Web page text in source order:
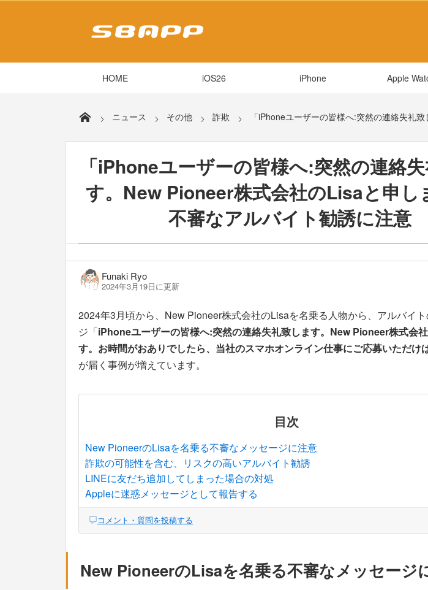
HOME iOS26 iPhone Apple
ニュース その他 詐欺 「iPhoneユーザーの皆様へ:突然の連絡失礼
「iPhoneユーザーの皆様へ:突然の連絡
す。New Pioneer株式会社のLisaと申し
不審なアルバイト勧誘に注意
Funaki Ryo
2024年3月19日に更新
2024年3月頃から、New Pioneer株式会社のLisaを名乗る人物から、アルバイ
ジ「iPhoneユーザーの皆様へ:突然の連絡失礼致します。New Pioneer株式会
す。お時間がおありでしたら、当社のスマホオンライン仕事にご応募いただけ
が届く事例が増えています。
目次
New PioneerのLisaを名乗る不審なメッセージに注意
詐欺の可能性を含む、リスクの高いアルバイト勧誘
LINEに友だち追加してしまった場合の対処
Appleに迷惑メッセージとして報告する
コメント・質問を投稿する
New PioneerのLisaを名乗る不審なメッセージ